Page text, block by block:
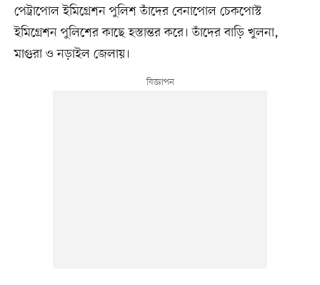
পেট্রাপোল ইমিগ্রেশন পুলিশ তাঁদের বেনাপোল চেকপোস্ট
ইমিগ্রেশন পুলিশের কাছে হস্তান্তর করে। তাঁদের বাড়ি খুলনা,
মাগুরা ও নড়াইল জেলায়।